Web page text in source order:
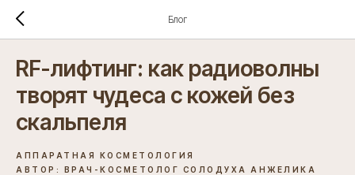
Блог
RF-лифтинг: как радиоволны
творят чудеса с кожей без
скальпеля
АППАРАТНАЯ КОСМЕТОЛОГИЯ
АВТОР: ВРАЧ-КОСМЕТОЛОГ СОЛОДУХА АНЖЕЛИКА